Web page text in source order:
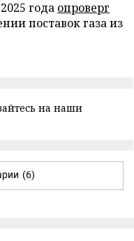
года опроверг
поставок газа из
на наши
(6)